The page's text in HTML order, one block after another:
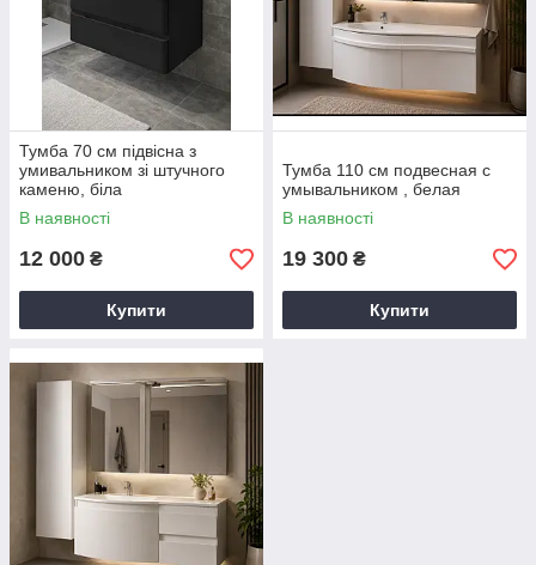
Тумба 70 см підвісна з
умивальником зі штучного
каменю, біла
В наявності
12 000 ₴
Купити
Тумба 110 см подвесная с
умывальником , белая
В наявності
19 300 ₴
Купити